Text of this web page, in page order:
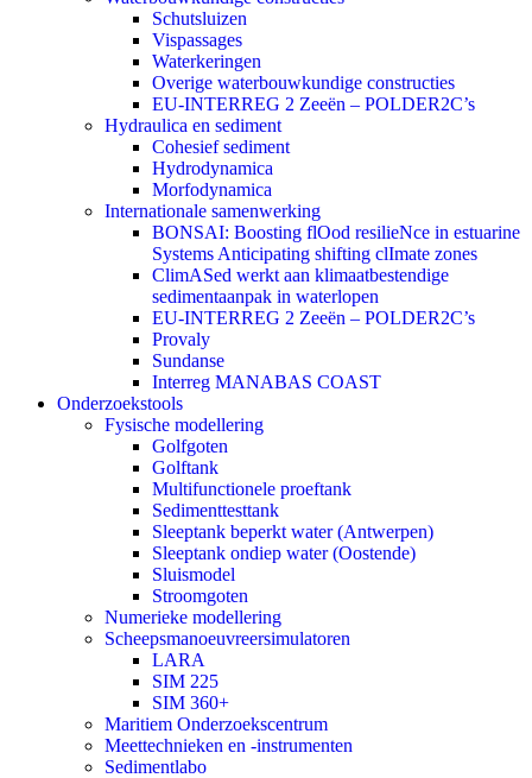
Schutsluizen
Vispassages
Waterkeringen
Overige waterbouwkundige constructies
EU-INTERREG 2 Zeeën – POLDER2C’s
Hydraulica en sediment
Cohesief sediment
Hydrodynamica
Morfodynamica
Internationale samenwerking
BONSAI: Boosting flOod resilieNce in estuarine
Systems Anticipating shifting clImate zones
ClimASed werkt aan klimaatbestendige
sedimentaanpak in waterlopen
EU-INTERREG 2 Zeeën – POLDER2C’s
Provaly
Sundanse
Interreg MANABAS COAST
Onderzoekstools
Fysische modellering
Golfgoten
Golftank
Multifunctionele proeftank
Sedimenttesttank
Sleeptank beperkt water (Antwerpen)
Sleeptank ondiep water (Oostende)
Sluismodel
Stroomgoten
Numerieke modellering
Scheepsmanoeuvreersimulatoren
LARA
SIM 225
SIM 360+
Maritiem Onderzoekscentrum
Meettechnieken en -instrumenten
Sedimentlabo